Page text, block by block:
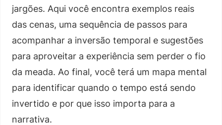
jargões. Aqui você encontra exemplos reais
das cenas, uma sequência de passos para
acompanhar a inversão temporal e sugestões
para aproveitar a experiência sem perder o fio
da meada. Ao final, você terá um mapa mental
para identificar quando o tempo está sendo
invertido e por que isso importa para a
narrativa.